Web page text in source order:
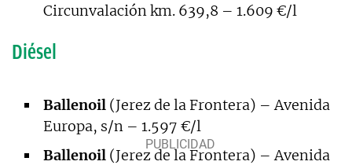
Circunvalación km. 639,8 – 1.609 €/l
Diésel
Ballenoil (Jerez de la Frontera) – Avenida
Europa, s/n – 1.597 €/l
Ballenoil (Jerez de la Frontera) – Avenida